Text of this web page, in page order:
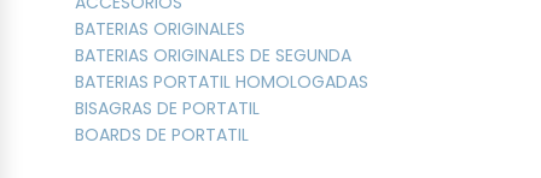
BATERIAS ORIGINALES
BATERIAS ORIGINALES DE SEGUNDA
BATERIAS PORTATIL HOMOLOGADAS
BISAGRAS DE PORTATIL
BOARDS DE PORTATIL